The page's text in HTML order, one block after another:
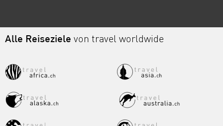
Alle Reiseziele von travel worldwide